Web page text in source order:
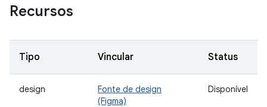
Recursos
Tipo Vincular Status
design
Fonte de design
(Figma)
Disponível